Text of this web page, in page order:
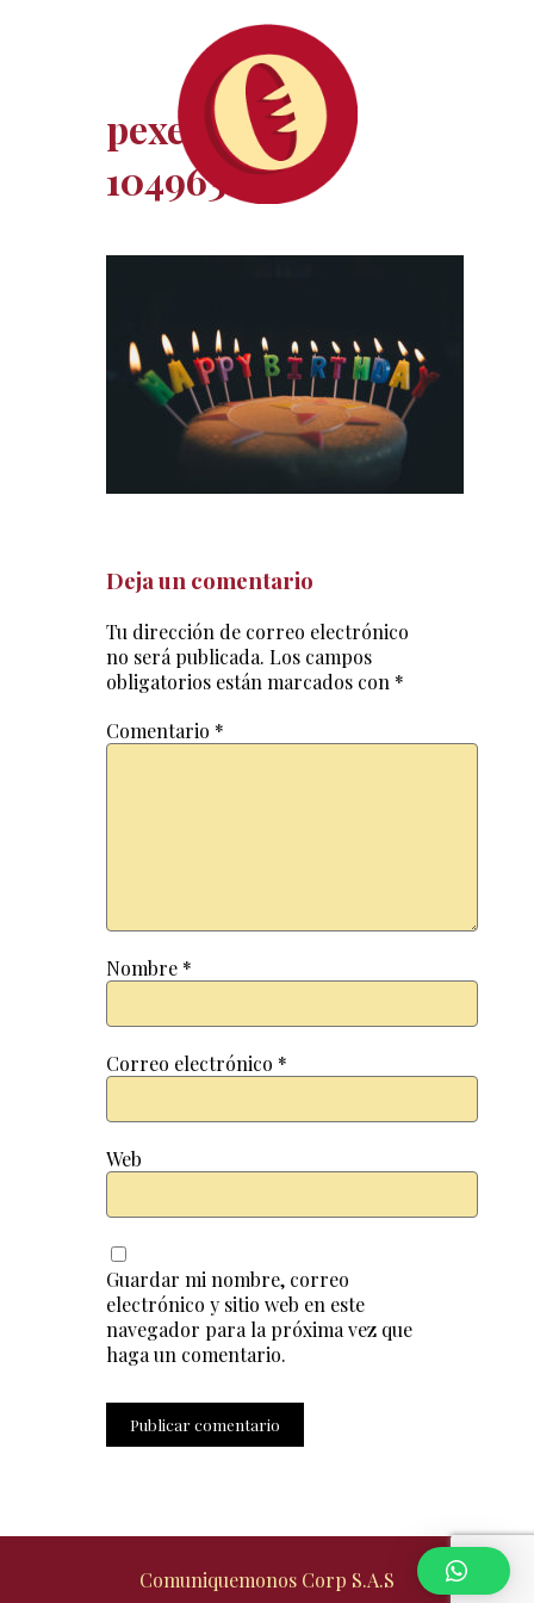
pexels-photo-
104963
Deja un comentario
Tu dirección de correo electrónico
no será publicada. Los campos
obligatorios están marcados con *
Comentario *
Nombre *
Correo electrónico *
Web
Guardar mi nombre, correo
electrónico y sitio web en este
navegador para la próxima vez que
haga un comentario.
Comuniquemonos Corp S.A.S